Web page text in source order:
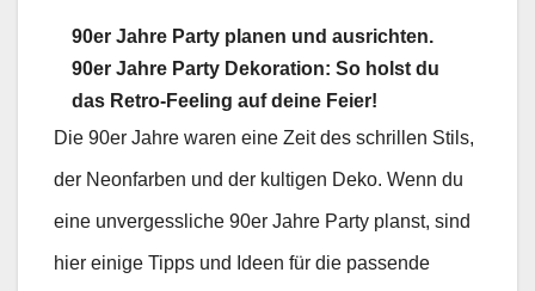
90er Jahre Party planen und ausrichten.
90er Jahre Party Dekoration: So holst du
das Retro-Feeling auf deine Feier!
Die 90er Jahre waren eine Zeit des schrillen Stils,
der Neonfarben und der kultigen Deko. Wenn du
eine unvergessliche 90er Jahre Party planst, sind
hier einige Tipps und Ideen für die passende